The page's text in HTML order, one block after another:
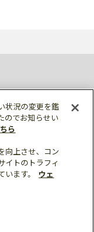
たって
状況の変更を鑑
のでお知らせい
ら
向上させ、コン
イトのトラフィ
ます。
ウェ